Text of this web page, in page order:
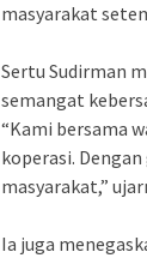
masyarakat
Sertu Sudirman
semangat
“Kami bersama
koperasi.
masyarakat,”
Ia juga